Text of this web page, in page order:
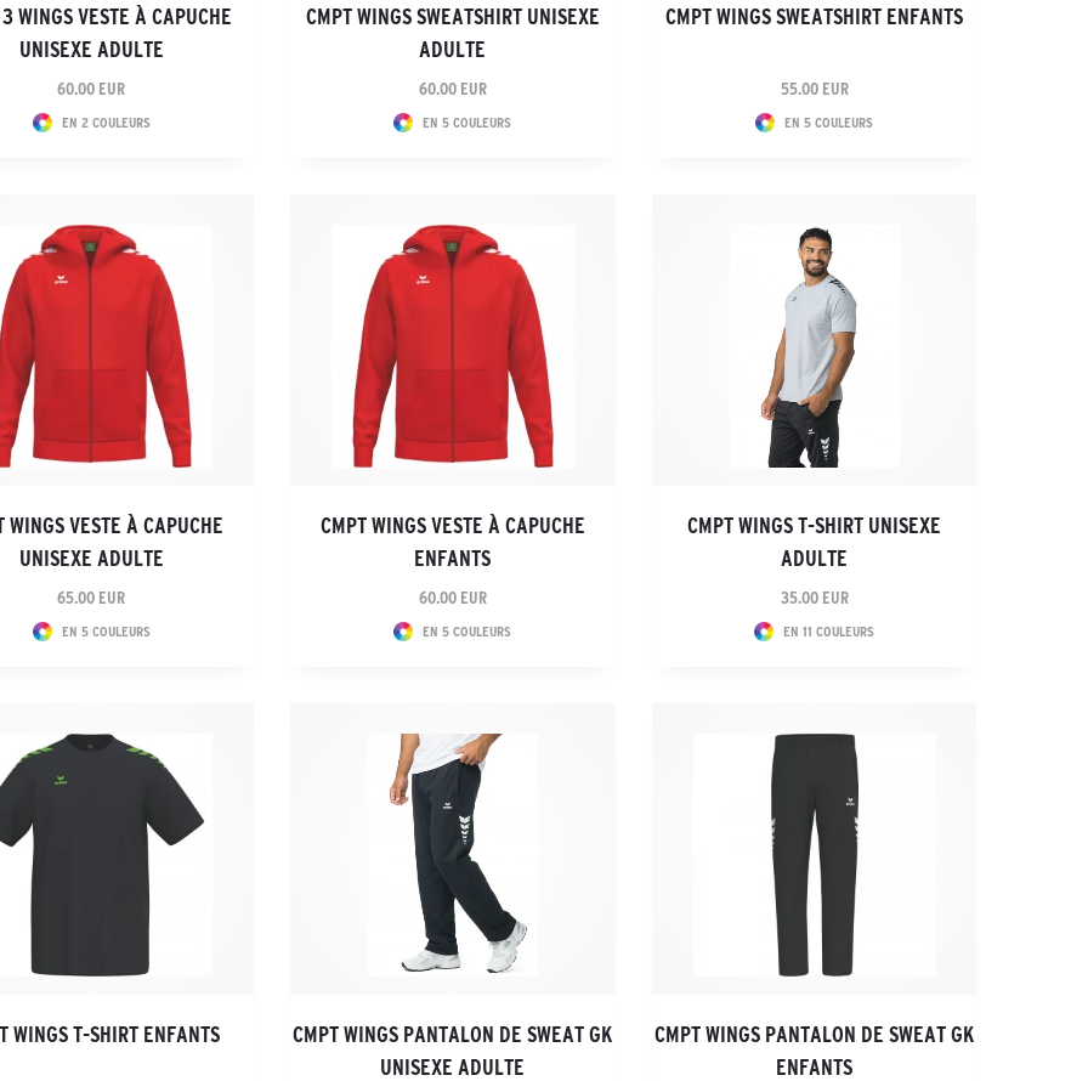
WINGS VESTE À CAPUCHE
UNISEXE ADULTE
60.00 EUR
EN 2 COULEURS
CMPT WINGS SWEATSHIRT UNISEXE
ADULTE
60.00 EUR
EN 5 COULEURS
CMPT WINGS SWEATSHIRT ENFANTS
55.00 EUR
EN 5 COULEURS
WINGS VESTE À CAPUCHE
UNISEXE ADULTE
65.00 EUR
EN 5 COULEURS
CMPT WINGS VESTE À CAPUCHE
ENFANTS
60.00 EUR
EN 5 COULEURS
CMPT WINGS T-SHIRT UNISEXE
ADULTE
35.00 EUR
EN 11 COULEURS
WINGS T-SHIRT ENFANTS
CMPT WINGS PANTALON DE SWEAT GK
UNISEXE ADULTE
CMPT WINGS PANTALON DE SWEAT GK
ENFANTS